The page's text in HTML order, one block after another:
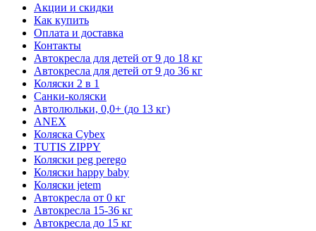
Акции и скидки
Как купить
Оплата и доставка
Контакты
Автокресла для детей от 9 до 18 кг
Автокресла для детей от 9 до 36 кг
Коляски 2 в 1
Санки-коляски
Автолюльки, 0,0+ (до 13 кг)
ANEX
Коляска Cybex
TUTIS ZIPPY
Коляски peg perego
Коляски happy baby
Коляски jetem
Автокресла от 0 кг
Автокресла 15-36 кг
Автокресла до 15 кг